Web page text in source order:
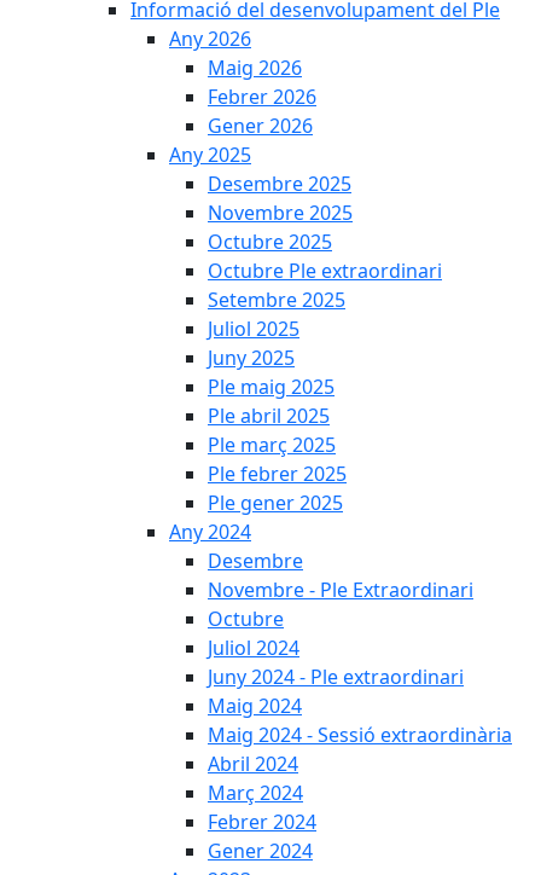
Informació del desenvolupament del Ple
Any 2026
Maig 2026
Febrer 2026
Gener 2026
Any 2025
Desembre 2025
Novembre 2025
Octubre 2025
Octubre Ple extraordinari
Setembre 2025
Juliol 2025
Juny 2025
Ple maig 2025
Ple abril 2025
Ple març 2025
Ple febrer 2025
Ple gener 2025
Any 2024
Desembre
Novembre - Ple Extraordinari
Octubre
Juliol 2024
Juny 2024 - Ple extraordinari
Maig 2024
Maig 2024 - Sessió extraordinària
Abril 2024
Març 2024
Febrer 2024
Gener 2024